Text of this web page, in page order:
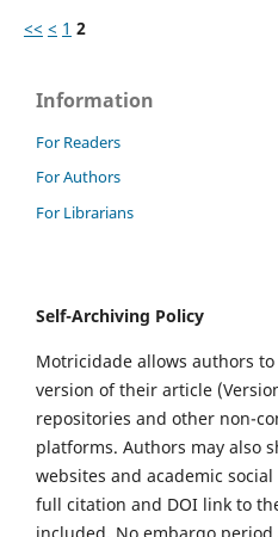
<< < 1 2
Information
For Readers
For Authors
For Librarians
Self-Archiving Policy
Motricidade allows authors
version of their article
repositories and other non-
platforms. Authors may also
websites and academic
full citation and DOI link to